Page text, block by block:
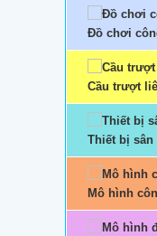
Đồ chơi
Cầu trượt
Thiết bị
Mô hình